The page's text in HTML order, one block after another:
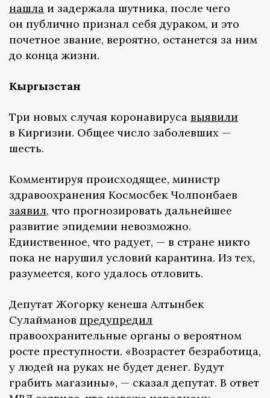
нашла и задержала шутника, после чего
он публично признал себя дураком, и это
почетное звание, вероятно, останется за ним
до конца жизни.
Кыргызстан
Три новых случая коронавируса выявили
в Киргизии. Общее число заболевших —
шесть.
Комментируя происходящее, министр
здравоохранения Космосбек Чолпонбаев
заявил, что прогнозировать дальнейшее
развитие эпидемии невозможно.
Единственное, что радует, — в стране никто
пока не нарушил условий карантина. Из тех,
разумеется, кого удалось отловить.
Депутат Жогорку кенеша Алтынбек
Сулайманов предупредил
правоохранительные органы о вероятном
росте преступности. «Возрастет безработица,
у людей на руках не будет денег. Будут
грабить магазины», — сказал депутат. В ответ